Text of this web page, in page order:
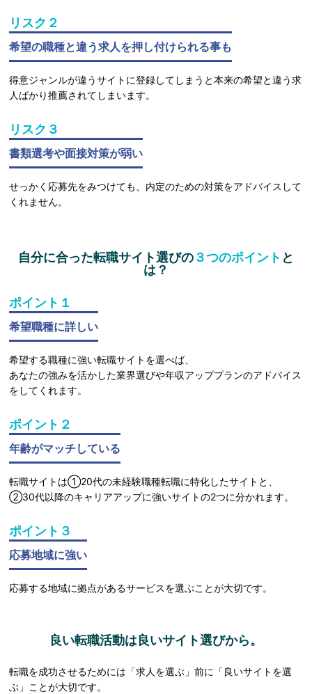
リスク２
希望の職種と違う求人を押し付けられる事も
得意ジャンルが違うサイトに登録してしまうと本来の希望と違う求
人ばかり推薦されてしまいます。
リスク３
書類選考や面接対策が弱い
せっかく応募先をみつけても、内定のための対策をアドバイスして
くれません。
自分に合った転職サイト選びの３つのポイント と
は？
ポイント１
希望職種に詳しい
希望する職種に強い転職サイトを選べば、
あなたの強みを活かした業界選びや年収アッププランのアドバイス
をしてくれます。
ポイント２
年齢がマッチしている
転職サイトは①20代の未経験職種転職に特化したサイトと、
②30代以降のキャリアアップに強いサイトの2つに分かれます。
ポイント３
応募地域に強い
応募する地域に拠点があるサービスを選ぶことが大切です。
良い転職活動は良いサイト選びから。
転職を成功させるためには「求人を選ぶ」前に「良いサイトを選
ぶ」ことが大切です。